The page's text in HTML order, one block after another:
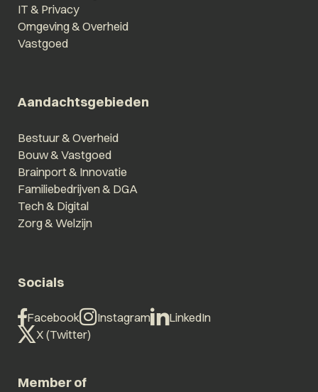
IT & Privacy
Omgeving & Overheid
Vastgoed
Aandachtsgebieden
Bestuur & Overheid
Bouw & Vastgoed
Brainport & Innovatie
Familiebedrijven & DGA
Tech & Digital
Zorg & Welzijn
Socials
Facebook Instagram
LinkedIn
X (Twitter)
Member of